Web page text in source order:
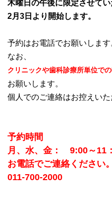
木曜日の午後に限定させてい
2月3日より開始します。
予約はお電話でお願いします
なお、
クリニックや歯科診療所単位で
お願いします。
個人でのご連絡はお控えいた
予約時間
月、水、金： 9:00～11
お電話でご連絡ください。
011-700-2000